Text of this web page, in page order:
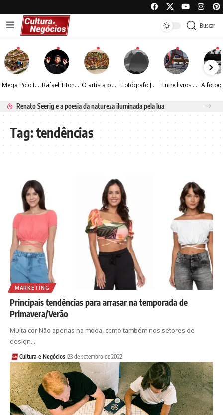
Buscar
Mega Polo transforma lançamento de coleção em plataforma nacional de negócios e projeta crescimento de mais de 15% Rafael Titonelly leva magia e acolhimento a crianças em tratamento oncológico em Juiz de Fora O artista plástico Jorge Luiz transforma sustentabilidade e criatividade em arte contemporânea Fotógrafo José Roberto apresenta um olhar sensível sobre arquitetura, formas e luz na fotografia Entre livros e fotografia autoral, Sebastião Reis consolida uma trajetória marcada pelo olhar artístico
Renato Seerig e a poesia da natureza iluminada pela lua
Tag:tendências
MARKETING
Principais tendências para arrasar na temporada de
Primavera/Verão
Muita cor Não apenas na moda, como também nos setores de
design…
Cultura e Negócios 23 de setembro de 2022